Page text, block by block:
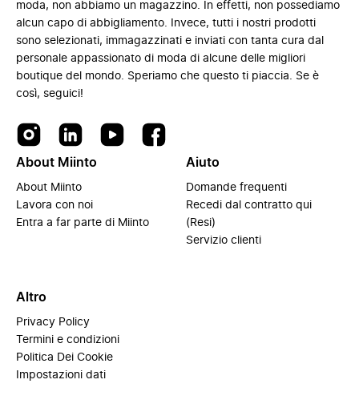
moda, non abbiamo un magazzino. In effetti, non possediamo
alcun capo di abbigliamento. Invece, tutti i nostri prodotti
sono selezionati, immagazzinati e inviati con tanta cura dal
personale appassionato di moda di alcune delle migliori
boutique del mondo. Speriamo che questo ti piaccia. Se è
così, seguici!
About Miinto
About Miinto
Lavora con noi
Entra a far parte di Miinto
Aiuto
Domande frequenti
Recedi dal contratto qui
(Resi)
Servizio clienti
Altro
Privacy Policy
Termini e condizioni
Politica Dei Cookie
Impostazioni dati